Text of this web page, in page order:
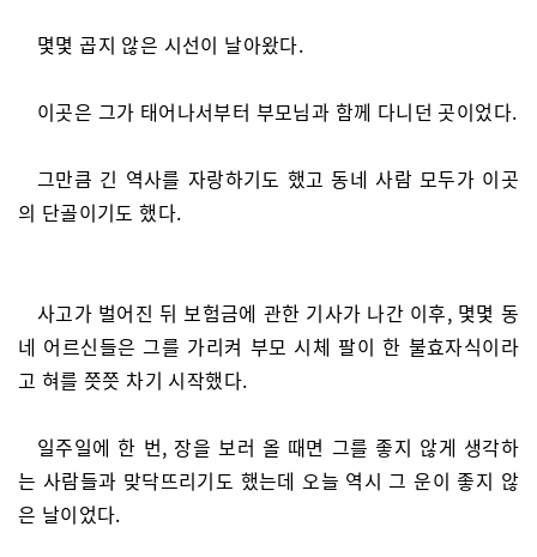
몇몇 곱지 않은 시선이 날아왔다.
이곳은 그가 태어나서부터 부모님과 함께 다니던 곳이었다.
그만큼 긴 역사를 자랑하기도 했고 동네 사람 모두가 이곳
의 단골이기도 했다.
사고가 벌어진 뒤 보험금에 관한 기사가 나간 이후, 몇몇 동
네 어르신들은 그를 가리켜 부모 시체 팔이 한 불효자식이라
고 혀를 쯧쯧 차기 시작했다.
일주일에 한 번, 장을 보러 올 때면 그를 좋지 않게 생각하
는 사람들과 맞닥뜨리기도 했는데 오늘 역시 그 운이 좋지 않
은 날이었다.